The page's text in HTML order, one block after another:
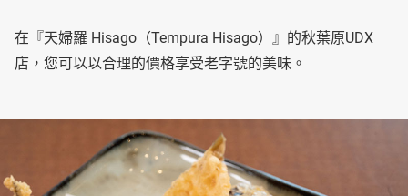
在『天婦羅 Hisago（Tempura Hisago）』的秋葉原UDX
店，您可以以合理的價格享受老字號的美味。